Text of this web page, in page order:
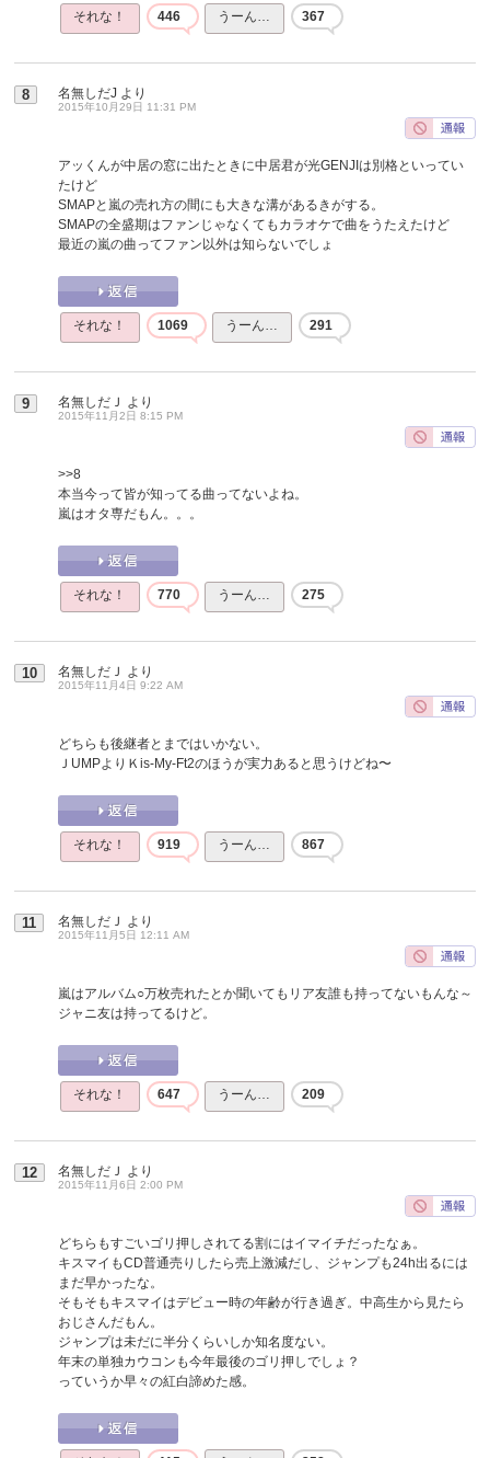
それな！ 446 うーん… 367
8 名無しだJ より
2015年10月29日 11:31 PM
アッくんが中居の窓に出たときに中居君が光GENJIは別格といってい
たけど
SMAPと嵐の売れ方の間にも大きな溝があるきがする。
SMAPの全盛期はファンじゃなくてもカラオケで曲をうたえたけど
最近の嵐の曲ってファン以外は知らないでしょ
それな！ 1069 うーん… 291
9 名無しだＪ より
2015年11月2日 8:15 PM
>>8
本当今って皆が知ってる曲ってないよね。
嵐はオタ専だもん。。。
それな！ 770 うーん… 275
10 名無しだＪ より
2015年11月4日 9:22 AM
どちらも後継者とまではいかない。
ＪUMPよりＫis-My-Ft2のほうが実力あると思うけどね〜
それな！ 919 うーん… 867
11 名無しだＪ より
2015年11月5日 12:11 AM
嵐はアルバム○万枚売れたとか聞いてもリア友誰も持ってないもんな～
ジャニ友は持ってるけど。
それな！ 647 うーん… 209
12 名無しだＪ より
2015年11月6日 2:00 PM
どちらもすごいゴリ押しされてる割にはイマイチだったなぁ。
キスマイもCD普通売りしたら売上激減だし、ジャンプも24h出るには
まだ早かったな。
そもそもキスマイはデビュー時の年齢が行き過ぎ。中高生から見たら
おじさんだもん。
ジャンプは未だに半分くらいしか知名度ない。
年末の単独カウコンも今年最後のゴリ押しでしょ？
っていうか早々の紅白諦めた感。